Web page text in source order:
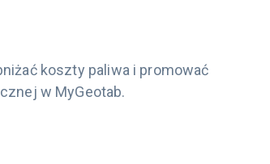
koszty paliwa i promować
w MyGeotab.